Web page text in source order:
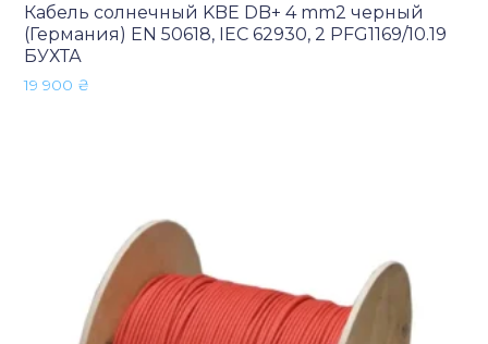
Кабель солнечный KBE DB+ 4 mm2 черный
(Германия) EN 50618, IEC 62930, 2 PFG1169/10.19
БУХТА
19 900 ₴